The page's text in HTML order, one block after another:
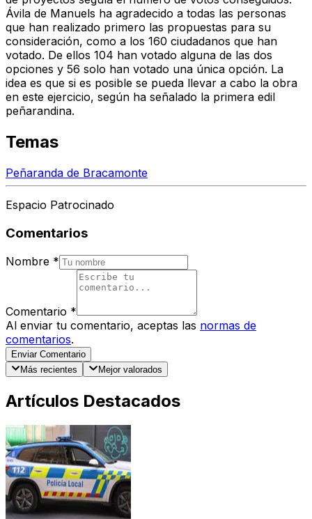
Ávila de Manuels ha agradecido a todas las personas
que han realizado primero las propuestas para su
consideración, como a los 160 ciudadanos que han
votado. De ellos 104 han votado alguna de las dos
opciones y 56 solo han votado una única opción. La
idea es que si es posible se pueda llevar a cabo la obra
en este ejercicio, según ha señalado la primera edil
peñarandina.
Temas
Peñaranda de Bracamonte
Espacio Patrocinado
Comentarios
Nombre *
Comentario *
Al enviar tu comentario, aceptas las normas de
comentarios.
Enviar Comentario
Más recientes
Mejor valorados
Artículos Destacados